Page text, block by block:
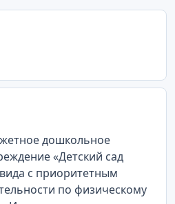
дошкольное
«Детский сад
с приоритетным
по физическому